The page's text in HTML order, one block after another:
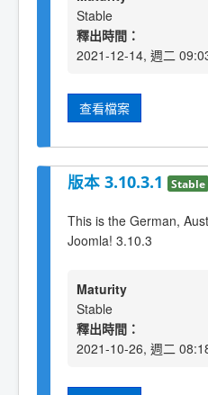
Stable
釋出時間：
2021-12-14, 週二
查看檔案
版本 3.10.3.1 Stable
This is the German,
Joomla! 3.10.3
Maturity
Stable
釋出時間：
2021-10-26, 週二